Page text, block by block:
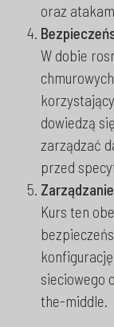
oraz
W dobie
dowiedzą
zarządzać
przed
Kurs ten
sieciowego
the-middle.